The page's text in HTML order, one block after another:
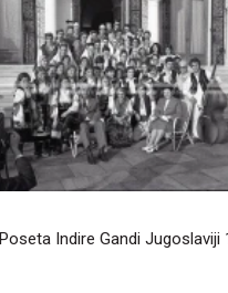
Poseta Indire Gandi Jugoslaviji